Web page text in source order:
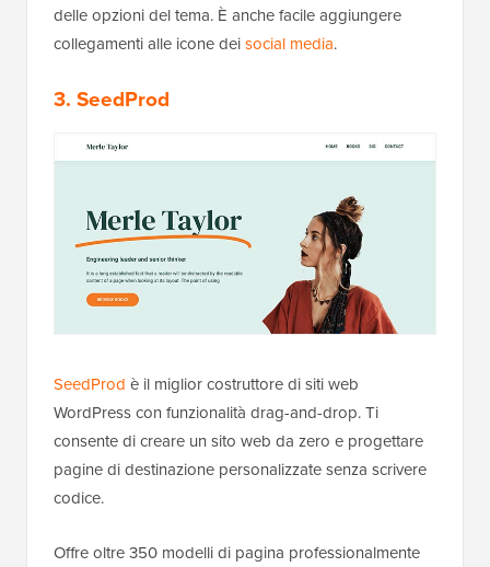
delle opzioni del tema. È anche facile aggiungere
collegamenti alle icone deisocial media.
3. SeedProd
SeedProd è il miglior costruttore di siti web
WordPress con funzionalità drag-and-drop. Ti
consente di creare un sito web da zero e progettare
pagine di destinazione personalizzate senza scrivere
codice.
Offre oltre 350 modelli di pagina professionalmente